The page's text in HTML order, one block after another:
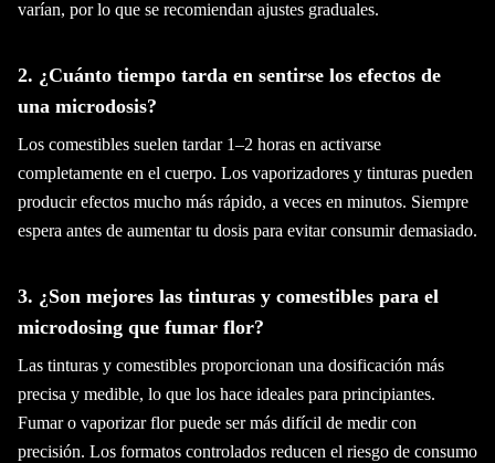
varían, por lo que se recomiendan ajustes graduales.
2. ¿Cuánto tiempo tarda en sentirse los efectos de
una microdosis?
Los comestibles suelen tardar 1–2 horas en activarse
completamente en el cuerpo. Los vaporizadores y tinturas pueden
producir efectos mucho más rápido, a veces en minutos. Siempre
espera antes de aumentar tu dosis para evitar consumir demasiado.
3. ¿Son mejores las tinturas y comestibles para el
microdosing que fumar flor?
Las tinturas y comestibles proporcionan una dosificación más
precisa y medible, lo que los hace ideales para principiantes.
Fumar o vaporizar flor puede ser más difícil de medir con
precisión. Los formatos controlados reducen el riesgo de consumo